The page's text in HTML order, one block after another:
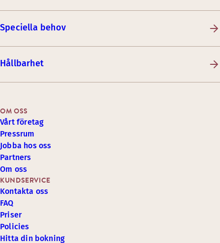
Speciella behov
Hållbarhet
KUNDSERVICE
Kontakta oss
FAQ
Priser
Policies
Hitta din bokning
OM OSS
Vårt företag
Pressrum
Jobba hos oss
Partners
Om oss